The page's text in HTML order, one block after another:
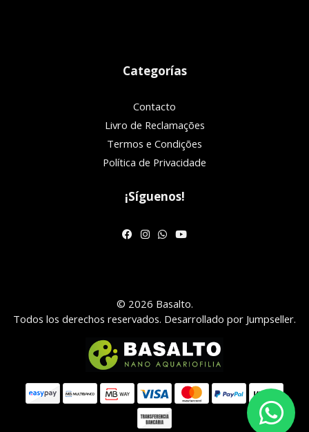
Categorías
Contacto
Livro de Reclamações
Termos e Condições
Política de Privacidade
¡Síguenos!
© 2026 Basalto.
Todos los derechos reservados. Desarrollado por Jumpseller.